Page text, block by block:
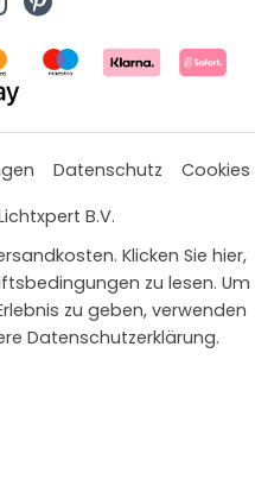
Datenschutz
Cookies
B.V.
Klicken Sie hier,
zu lesen. Um
zu geben, verwenden
Datenschutzerklärung.